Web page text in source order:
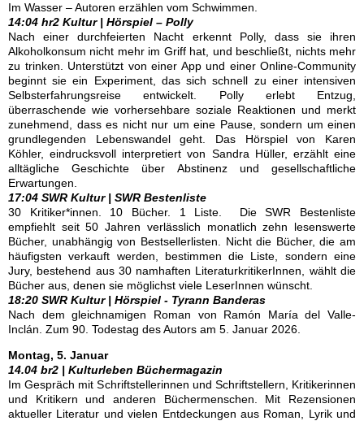
Im Wasser – Autoren erzählen vom Schwimmen.
14:04 hr2 Kultur | Hörspiel – Polly
Nach einer durchfeierten Nacht erkennt Polly, dass sie ihren
Alkoholkonsum nicht mehr im Griff hat, und beschließt, nichts mehr
zu trinken. Unterstützt von einer App und einer Online-Community
beginnt sie ein Experiment, das sich schnell zu einer intensiven
Selbsterfahrungsreise entwickelt. Polly erlebt Entzug,
überraschende wie vorhersehbare soziale Reaktionen und merkt
zunehmend, dass es nicht nur um eine Pause, sondern um einen
grundlegenden Lebenswandel geht. Das Hörspiel von Karen
Köhler, eindrucksvoll interpretiert von Sandra Hüller, erzählt eine
alltägliche Geschichte über Abstinenz und gesellschaftliche
Erwartungen.
17:04 SWR Kultur | SWR Bestenliste
30 Kritiker*innen. 10 Bücher. 1 Liste. Die SWR Bestenliste
empfiehlt seit 50 Jahren verlässlich monatlich zehn lesenswerte
Bücher, unabhängig von Bestsellerlisten. Nicht die Bücher, die am
häufigsten verkauft werden, bestimmen die Liste, sondern eine
Jury, bestehend aus 30 namhaften LiteraturkritikerInnen, wählt die
Bücher aus, denen sie möglichst viele LeserInnen wünscht.
18:20 SWR Kultur | Hörspiel - Tyrann Banderas
Nach dem gleichnamigen Roman von Ramón María del Valle-
Inclán. Zum 90. Todestag des Autors am 5. Januar 2026.
Montag, 5. Januar
14.04 br2 | Kulturleben Büchermagazin
Im Gespräch mit Schriftstellerinnen und Schriftstellern, Kritikerinnen
und Kritikern und anderen Büchermenschen. Mit Rezensionen
aktueller Literatur und vielen Entdeckungen aus Roman, Lyrik und